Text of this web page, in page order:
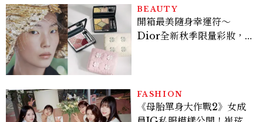
BEAUTY
開箱最美隨身幸運符～
Dior全新秋季限量彩妝，
FASHION
《母胎單身大作戰2》女成